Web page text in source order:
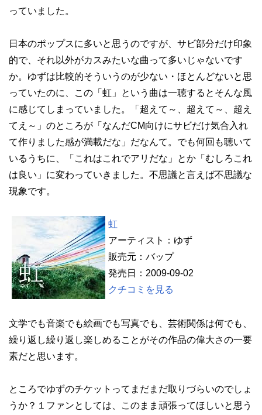
っていました。
日本のポップスに多いと思うのですが、サビ部分だけ印象
的で、それ以外がカスみたいな曲って多いじゃないです
か。ゆずは比較的そういうのが少ない・ほとんどないと思
っていたのに、この「虹」という曲は一聴するとそんな風
に感じてしまっていました。「超えて～、超えて～、超え
てえ～」のところが「なんだCM向けにサビだけ気合入れ
て作りました感が満載だな」だなんて。でも何回も聴いて
いるうちに、「これはこれでアリだな」とか「むしろこれ
は良い」に変わっていきました。不思議と言えば不思議な
現象です。
虹
アーティスト：ゆず
販売元：バップ
発売日：2009-09-02
クチコミを見る
文学でも音楽でも絵画でも写真でも、芸術関係は何でも、
繰り返し繰り返し楽しめることがその作品の偉大さの一要
素だと思います。
ところでゆずのチケットってまだまだ取りづらいのでしょ
うか？１ファンとしては、このまま頑張ってほしいと思う